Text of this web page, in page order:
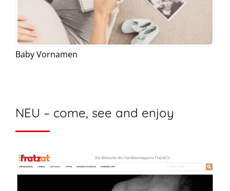
Baby Vornamen
NEU – come, see and enjoy